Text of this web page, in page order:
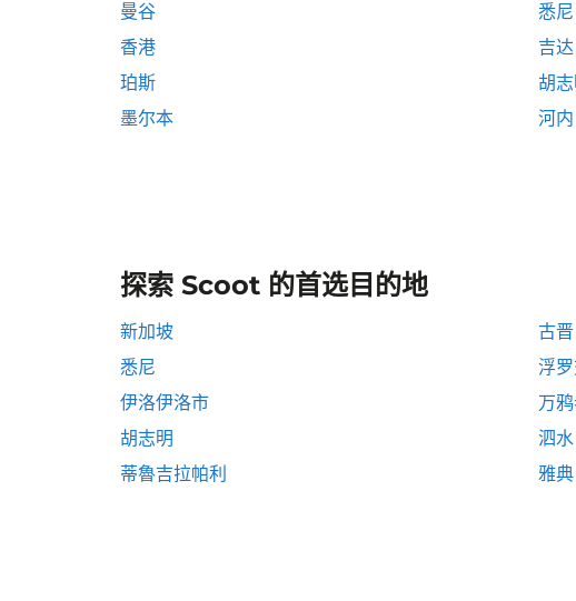
曼谷
悉尼
香港
吉达
珀斯
胡志
墨尔本
河内
探索 Scoot 的首选目的地
新加坡 古晋
悉尼
浮
伊洛伊洛市
万
胡志明
泗水
蒂魯吉拉帕利
雅典